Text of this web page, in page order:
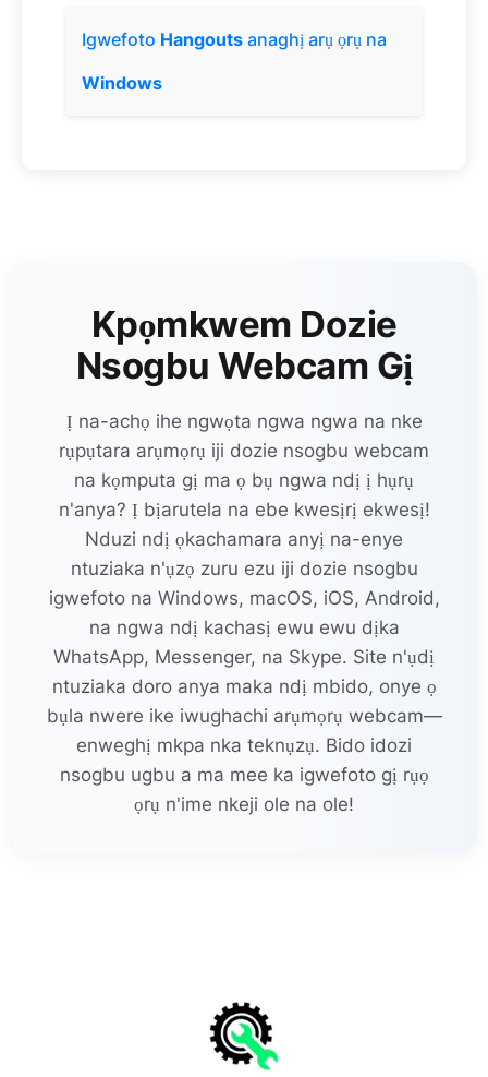
Igwefoto Hangouts anaghị arụ ọrụ na
Windows
Kpọmkwem Dozie
Nsogbu Webcam Gị
Ị na-achọ ihe ngwọta ngwa ngwa na nke
rụpụtara arụmọrụ iji dozie nsogbu webcam
na kọmputa gị ma ọ bụ ngwa ndị ị hụrụ
n'anya? Ị bịarutela na ebe kwesịrị ekwesị!
Nduzi ndị ọkachamara anyị na-enye
ntuziaka n'ụzọ zuru ezu iji dozie nsogbu
igwefoto na Windows, macOS, iOS, Android,
na ngwa ndị kachasị ewu ewu dịka
WhatsApp, Messenger, na Skype. Site n'ụdị
ntuziaka doro anya maka ndị mbido, onye ọ
bụla nwere ike iwughachi arụmọrụ webcam—
enweghị mkpa nka teknụzụ. Bido idozi
nsogbu ugbu a ma mee ka igwefoto gị rụọ
ọrụ n'ime nkeji ole na ole!